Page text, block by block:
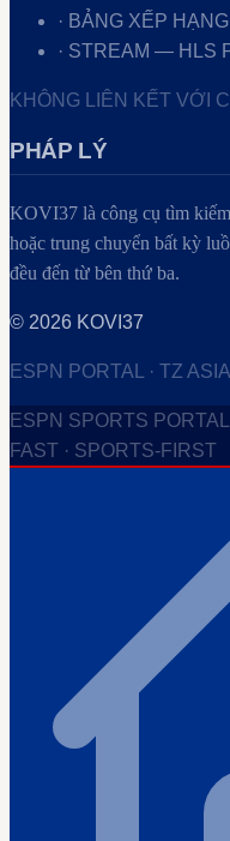
· BẢNG XẾP
· STREAM — HLS
KHÔNG LIÊN KẾT VỚI
PHÁP LÝ
KOVI37 là công cụ tìm
hoặc trung chuyển bất kỳ
đều đến từ bên thứ ba.
© 2026 KOVI37
ESPN PORTAL · TZ
ESPN SPORTS PORTAL
FAST · SPORTS-FIRST